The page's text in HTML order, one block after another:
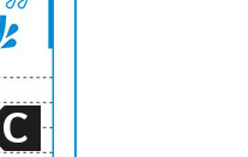
C